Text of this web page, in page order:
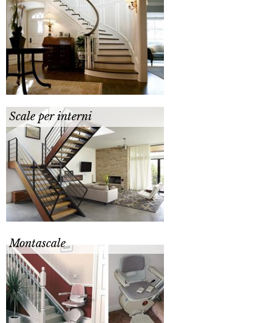
Scale per interni
Montascale